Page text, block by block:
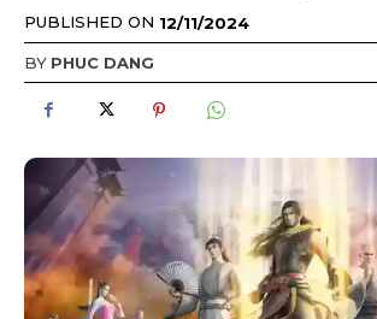
PUBLISHED ON 12/11/2024
BY PHUC DANG